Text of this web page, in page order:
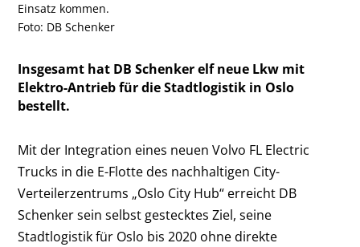
Einsatz kommen.
Foto: DB Schenker
Insgesamt hat DB Schenker elf neue Lkw mit
Elektro-Antrieb für die Stadtlogistik in Oslo
bestellt.
Mit der Integration eines neuen Volvo FL Electric
Trucks in die E-Flotte des nachhaltigen City-
Verteilerzentrums „Oslo City Hub“ erreicht DB
Schenker sein selbst gestecktes Ziel, seine
Stadtlogistik für Oslo bis 2020 ohne direkte